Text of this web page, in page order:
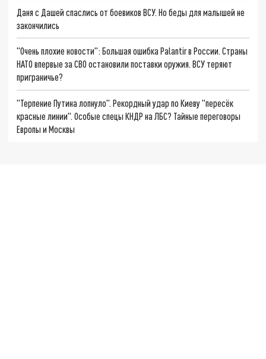
Даня с Дашей спаслись от боевиков ВСУ. Но беды для малышей не
закончились
"Очень плохие новости": Большая ошибка Palantir в России. Страны
НАТО впервые за СВО остановили поставки оружия. ВСУ теряют
приграничье?
"Терпение Путина лопнуло". Рекордный удар по Киеву "пересёк
красные линии". Особые спецы КНДР на ЛБС? Тайные переговоры
Европы и Москвы